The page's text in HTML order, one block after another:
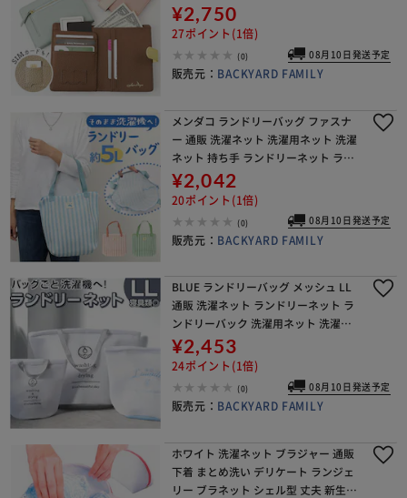
れ 財布 セキュリティポーチ カード 現
金 航空券 SIMカード入れ 海外旅行 LIZ
¥2,750
27ポイント(1倍)
(0) 08月10日発送予定
販売元： BACKYARD FAMILY
メンダコ ランドリーバッグ ファスナ
ー 通販 洗濯ネット 洗濯用ネット 洗濯
ネット 持ち手 ランドリーネット ラン
ドリーグッズ 温泉 旅行 スパ お風呂 お
出かけ 海 プール 銭湯 ジム お買い物
¥2,042
20ポイント(1倍)
(0) 08月10日発送予定
販売元： BACKYARD FAMILY
BLUE ランドリーバッグ メッシュ LL
通販 洗濯ネット ランドリーネット ラ
ンドリーバック 洗濯用ネット 洗濯物
入れ メッシュバッグ ウォッシュバッ
グ メッシュバック 洗える ファスナー
¥2,453
24ポイント(1倍)
(0) 08月10日発送予定
販売元： BACKYARD FAMILY
ホワイト 洗濯ネット ブラジャー 通販
下着 まとめ洗い デリケート ランジェ
リー ブラネット シェル型 丈夫 新生活